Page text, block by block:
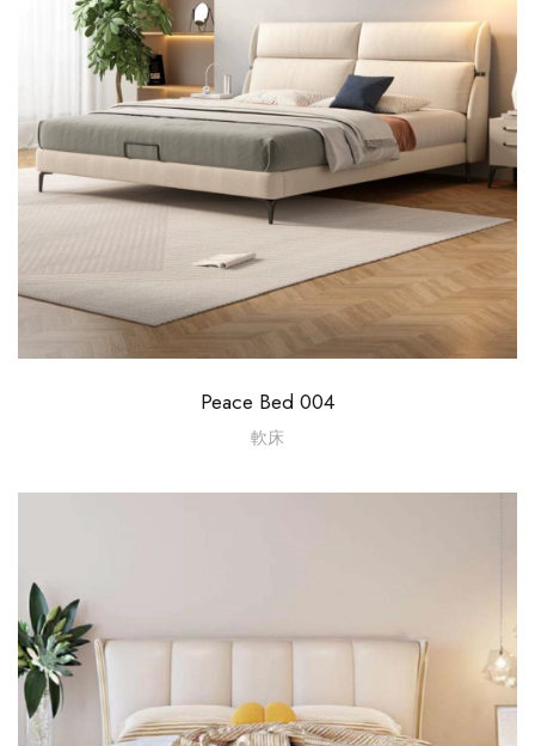
Peace Bed 004
軟床